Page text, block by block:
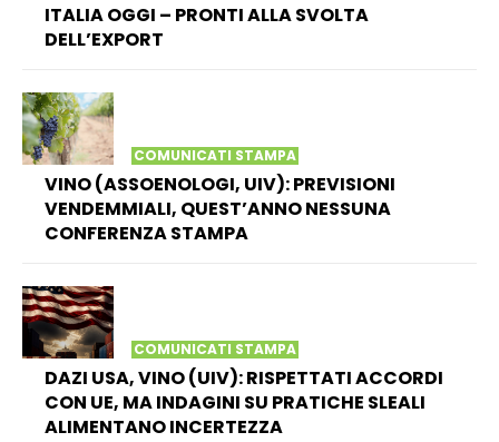
ITALIA OGGI – PRONTI ALLA SVOLTA
DELL’EXPORT
COMUNICATI STAMPA
VINO (ASSOENOLOGI, UIV): PREVISIONI
VENDEMMIALI, QUEST’ANNO NESSUNA
CONFERENZA STAMPA
COMUNICATI STAMPA
DAZI USA, VINO (UIV): RISPETTATI ACCORDI
CON UE, MA INDAGINI SU PRATICHE SLEALI
ALIMENTANO INCERTEZZA